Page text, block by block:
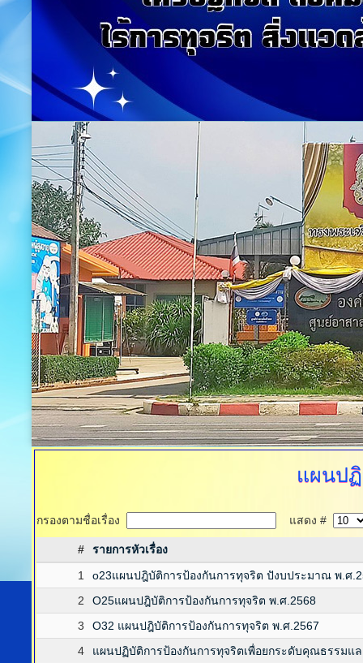
แผนป
กรองตามชื่อเรื่อง แสดง #
#
รายการหัวเรื่อง
1
o23แผนปฎิบัติการป้องกันการทุจริต ปังบประมาณ พ.ศ
2
O25แผนปฎิบัติการป้องกันการทุจริต พ.ศ.2568
3
O32 แผนปฎิบัติการป้องกันการทุจริต พ.ศ.2567
4
แผนปฏิบัติการป้องกันการทุจริตเพื่อยกระดับคุณธรรมแ